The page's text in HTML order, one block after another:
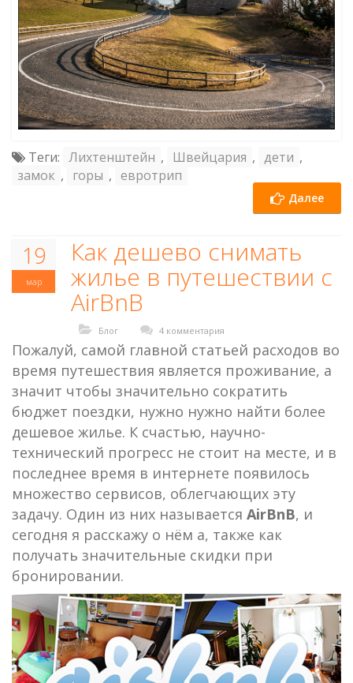
Теги: Лихтенштейн , Швейцария , дети ,
замок , горы , евротрип
Далее
19
мар
Как дешево снимать
жилье в путешествии с
AirBnB
Блог 4 комментария
Пожалуй, самой главной статьей расходов во
время путешествия является проживание, а
значит чтобы значительно сократить
бюджет поездки, нужно нужно найти более
дешевое жилье. К счастью, научно-
технический прогресс не стоит на месте, и в
последнее время в интернете появилось
множество сервисов, облегчающих эту
задачу. Один из них называется AirBnB, и
сегодня я расскажу о нём а, также как
получать значительные скидки при
бронировании.